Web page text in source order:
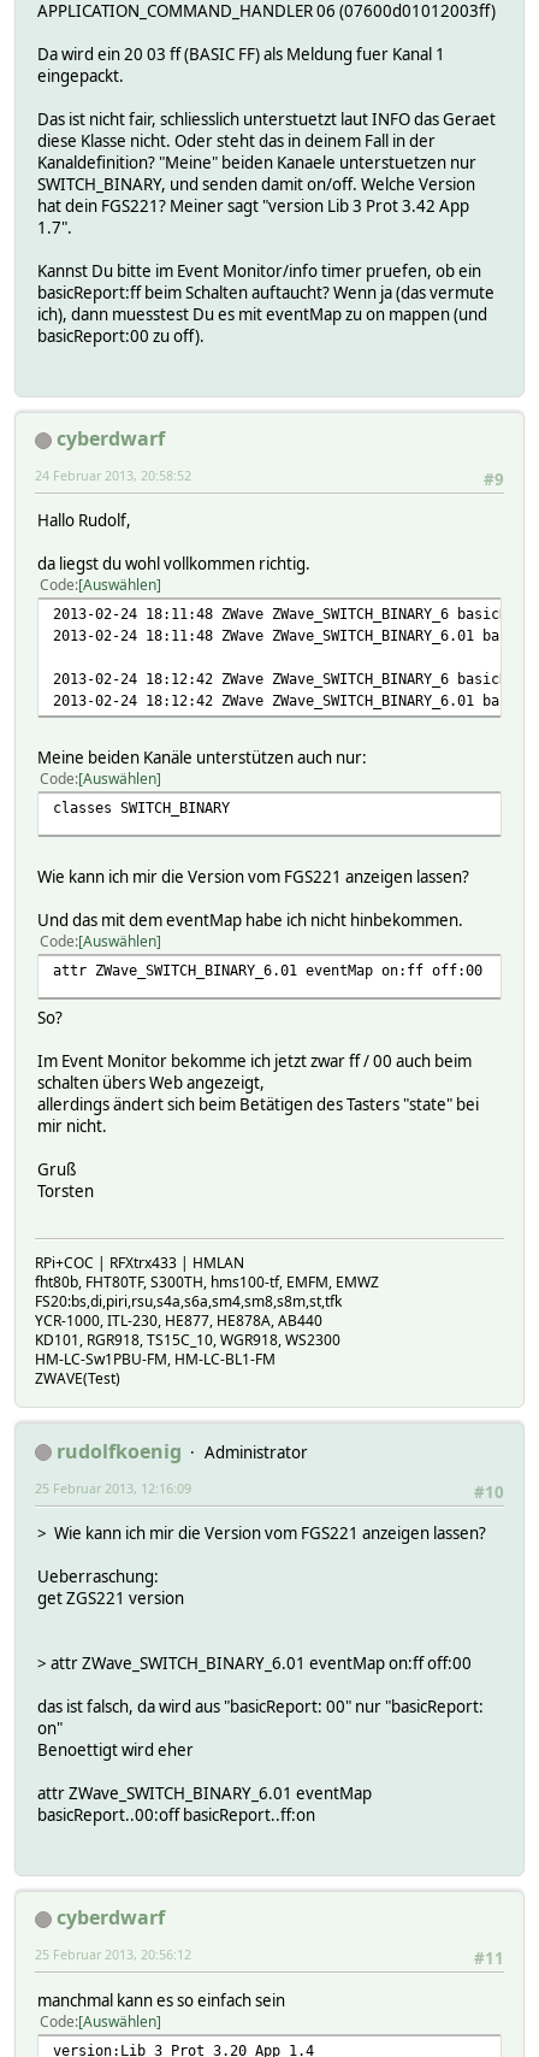
APPLICATION_COMMAND_HANDLER 06 (07600d01012003ff)
Da wird ein 20 03 ff (BASIC FF) als Meldung fuer Kanal 1
eingepackt.
Das ist nicht fair, schliesslich unterstuetzt laut INFO das Geraet
diese Klasse nicht. Oder steht das in deinem Fall in der
Kanaldefinition? "Meine" beiden Kanaele unterstuetzen nur
SWITCH_BINARY, und senden damit on/off. Welche Version
hat dein FGS221? Meiner sagt "version Lib 3 Prot 3.42 App
1.7".
Kannst Du bitte im Event Monitor/info timer pruefen, ob ein
basicReport:ff beim Schalten auftaucht? Wenn ja (das vermute
ich), dann muesstest Du es mit eventMap zu on mappen (und
basicReport:00 zu off).
cyberdwarf
#9
24 Februar 2013, 20:58:52
Hallo Rudolf,
da liegst du wohl vollkommen richtig.
Code Auswählen
2013-02-24 18:11:48 ZWave ZWave_SWITCH_BINARY_6
2013-02-24 18:11:48 ZWave ZWave_SWITCH_BINARY_6.01
2013-02-24 18:12:42 ZWave ZWave_SWITCH_BINARY_6
2013-02-24 18:12:42 ZWave ZWave_SWITCH_BINARY_6.01
Meine beiden Kanäle unterstützen auch nur:
Code Auswählen
classes SWITCH_BINARY
Wie kann ich mir die Version vom FGS221 anzeigen lassen?
Und das mit dem eventMap habe ich nicht hinbekommen.
Code Auswählen
attr ZWave_SWITCH_BINARY_6.01 eventMap on:ff off:00
So?
Im Event Monitor bekomme ich jetzt zwar ff / 00 auch beim
schalten übers Web angezeigt,
allerdings ändert sich beim Betätigen des Tasters "state" bei
mir nicht.
Gruß
Torsten
RPi+COC | RFXtrx433 | HMLAN
fht80b, FHT80TF, S300TH, hms100-tf, EMFM, EMWZ
FS20:bs,di,piri,rsu,s4a,s6a,sm4,sm8,s8m,st,tfk
YCR-1000, ITL-230, HE877, HE878A, AB440
KD101, RGR918, TS15C_10, WGR918, WS2300
HM-LC-Sw1PBU-FM, HM-LC-BL1-FM
ZWAVE(Test)
rudolfkoenig
Administrator
#10
25 Februar 2013, 12:16:09
> Wie kann ich mir die Version vom FGS221 anzeigen lassen?
Ueberraschung:
get ZGS221 version
> attr ZWave_SWITCH_BINARY_6.01 eventMap on:ff off:00
das ist falsch, da wird aus "basicReport: 00" nur "basicReport:
on"
Benoettigt wird eher
attr ZWave_SWITCH_BINARY_6.01 eventMap
basicReport..00:off basicReport..ff:on
cyberdwarf
#11
25 Februar 2013, 20:56:12
manchmal kann es so einfach sein
Code Auswählen
version:Lib 3 Prot 3.20 App 1.4